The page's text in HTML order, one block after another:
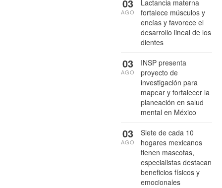
Lactancia materna
fortalece músculos y
encías y favorece el
desarrollo lineal de los
dientes
03
AGO
INSP presenta
proyecto de
investigación para
mapear y fortalecer la
planeación en salud
mental en México
03
AGO
Siete de cada 10
hogares mexicanos
tienen mascotas,
especialistas destacan
beneficios físicos y
emocionales
03
AGO